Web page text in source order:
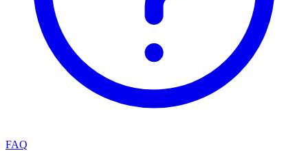
FAQ